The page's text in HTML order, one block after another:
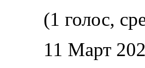
(1 голос,
11 Март